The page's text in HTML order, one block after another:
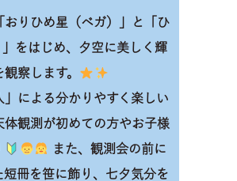
おりひめ星（ベガ）」と「ひ
」をはじめ、夕空に美しく輝
察します。
による分かりやすく楽しい
体観測が初めての方やお子様
また、観測会の前に
短冊を笹に飾り、七夕気分を